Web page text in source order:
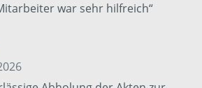
war sehr hilfreich“